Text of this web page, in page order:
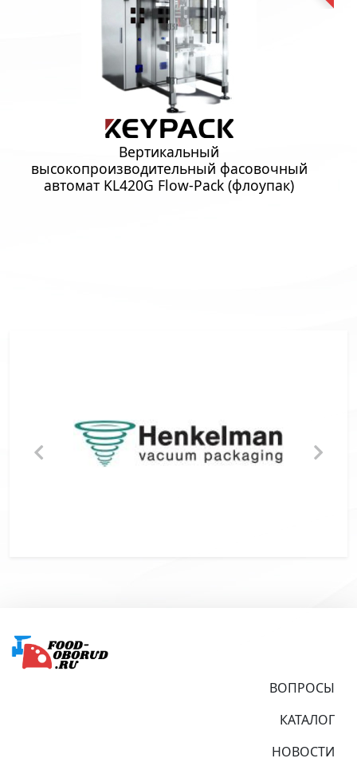
Вертикальный
высокопроизводительный фасовочный
автомат KL420G Flow-Pack (флоупак)
ВОПРОСЫ
КАТАЛОГ
НОВОСТИ